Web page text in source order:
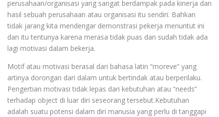
perusahaan/organisasi yang sangat berdampak pada kinerja dan
hasil sebuah perusahaan atau organisasi itu sendiri. Bahkan
tidak jarang kita mendengar demonstrasi pekerja menuntut ini
dan itu tentunya karena merasa tidak puas dan sudah tidak ada
lagi motivasi dalam bekerja.
Motif atau motivasi berasal dari bahasa latin “moreve” yang
artinya dorongan dari dalam untuk bertindak atau berperilaku.
Pengertian motivasi tidak lepas dari kebutuhan atau “needs”
terhadap object di luar diri seseorang tersebut.Kebutuhan
adalah suatu potensi dalam diri manusia yang perlu di tanggapi